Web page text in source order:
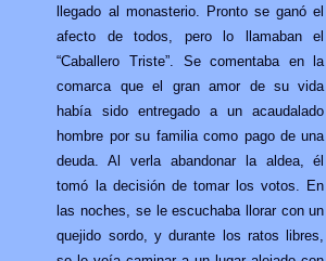
llegado al monasterio. Pronto se ganó el
afecto de todos, pero lo llamaban el
“Caballero Triste”. Se comentaba en la
comarca que el gran amor de su vida
había sido entregado a un acaudalado
hombre por su familia como pago de una
deuda. Al verla abandonar la aldea, él
tomó la decisión de tomar los votos. En
las noches, se le escuchaba llorar con un
quejido sordo, y durante los ratos libres,